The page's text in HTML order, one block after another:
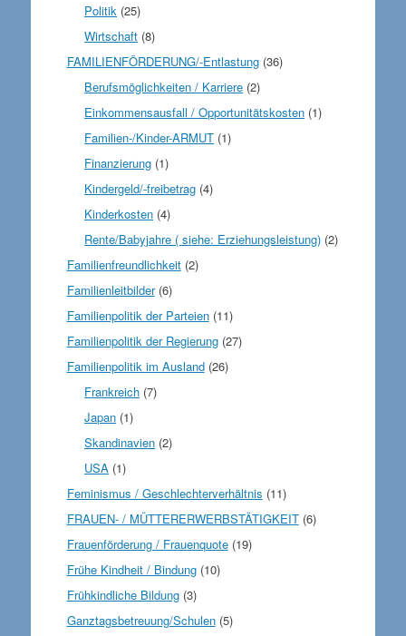
Politik (25)
Wirtschaft (8)
FAMILIENFÖRDERUNG/-Entlastung(36)
Berufsmöglichkeiten / Karriere (2)
Einkommensausfall / Opportunitätskosten (1)
Familien-/Kinder-ARMUT (1)
Finanzierung (1)
Kindergeld/-freibetrag (4)
Kinderkosten (4)
Rente/Babyjahre ( siehe: Erziehungsleistung) (2)
Familienfreundlichkeit(2)
Familienleitbilder(6)
Familienpolitik der Parteien(11)
Familienpolitik der Regierung(27)
Familienpolitik im Ausland(26)
Frankreich (7)
Japan (1)
Skandinavien (2)
USA (1)
Feminismus / Geschlechterverhältnis (11)
FRAUEN- / MÜTTERERWERBSTÄTIGKEIT(6)
Frauenförderung / Frauenquote(19)
Frühe Kindheit / Bindung(10)
Frühkindliche Bildung(3)
Ganztagsbetreuung/Schulen(5)